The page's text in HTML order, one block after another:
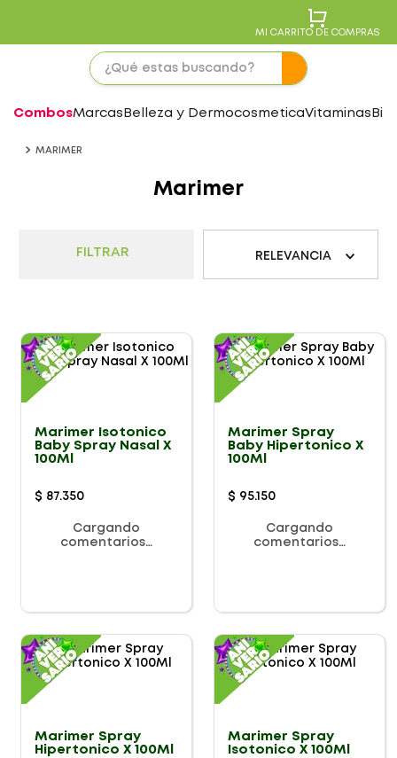
MI CARRITO DE COMPRAS
CombosMarcas Belleza y DermocosmeticaVitaminas
MARIMER
Marimer
FILTRAR RELEVANCIA
Marimer Isotonico
Baby Spray Nasal X
100Ml
$ 87.350
Cargando
comentarios…
Marimer Spray
Baby Hipertonico X
100Ml
$ 95.150
Cargando
comentarios…
Marimer Spray
Hipertonico X 100Ml
Marimer Spray
Isotonico X 100Ml